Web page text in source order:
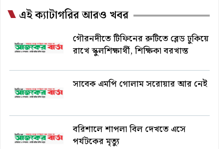
এই ক্যাটাগরির আরও খবর
গৌরনদীতে টিফিনের রুটিতে ব্লেড ঢুকিয়ে
রাখে স্কুলশিক্ষার্থী, শিক্ষিকা বরখাস্ত
সাবেক এমপি গোলাম সরোয়ার আর নেই
বরিশালে শাপলা বিল দেখতে এসে
পর্যটকের মৃত্যু